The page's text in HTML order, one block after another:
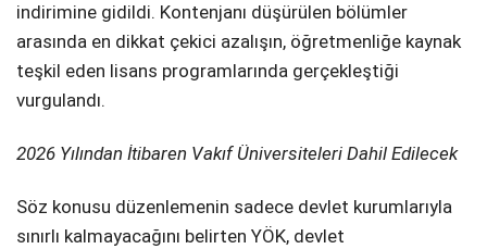
indirimine gidildi. Kontenjanı düşürülen bölümler
arasında en dikkat çekici azalışın, öğretmenliğe kaynak
teşkil eden lisans programlarında gerçekleştiği
vurgulandı.
2026 Yılından İtibaren Vakıf Üniversiteleri Dahil Edilecek
Söz konusu düzenlemenin sadece devlet kurumlarıyla
sınırlı kalmayacağını belirten YÖK, devlet